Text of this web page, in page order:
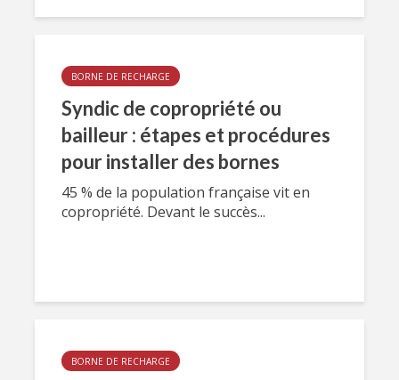
BORNE DE RECHARGE
Syndic de copropriété ou
bailleur : étapes et procédures
pour installer des bornes
45 % de la population française vit en
copropriété. Devant le succès...
BORNE DE RECHARGE